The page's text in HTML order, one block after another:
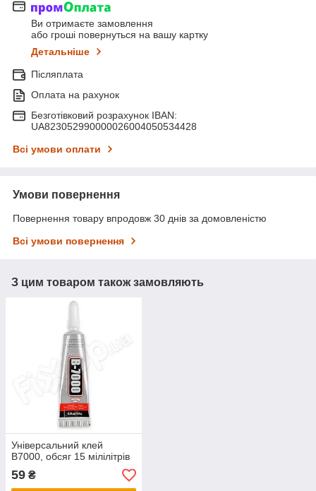
Ви отримаєте замовлення
або гроші повернуться на вашу картку
Детальніше
Післяплата
Оплата на рахунок
Безготівковий розрахунок IBAN:
UA823052990000026004050534428
Всі умови оплати
Умови повернення
Повернення товару впродовж 30 днів за домовленістю
Всі умови повернення
З цим товаром також замовляють
Універсальний клей
B7000, обсяг 15 мілілітрів
59 ₴